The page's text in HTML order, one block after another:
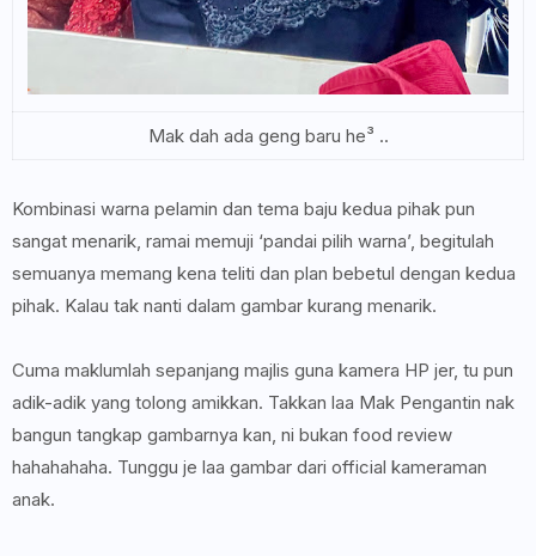
Mak dah ada geng baru he³ ..
Kombinasi warna pelamin dan tema baju kedua pihak pun
sangat menarik, ramai memuji ‘pandai pilih warna’, begitulah
semuanya memang kena teliti dan plan bebetul dengan kedua
pihak. Kalau tak nanti dalam gambar kurang menarik.
Cuma maklumlah sepanjang majlis guna kamera HP jer, tu pun
adik-adik yang tolong amikkan. Takkan laa Mak Pengantin nak
bangun tangkap gambarnya kan, ni bukan food review
hahahahaha. Tunggu je laa gambar dari official kameraman
anak.